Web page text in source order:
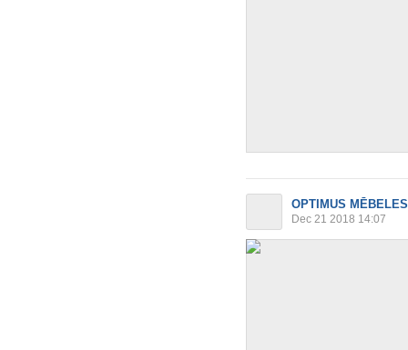
OPTIMUS MĒBELES
Dec 21 2018 14:07